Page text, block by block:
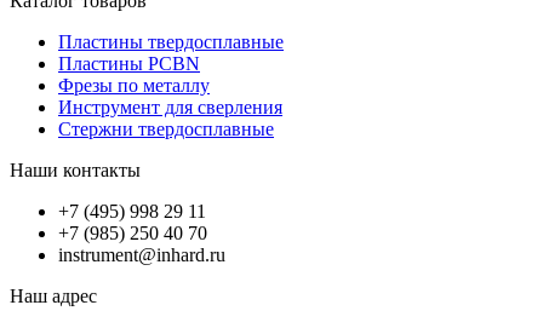
Пластины твердосплавные
Пластины PCBN
Фрезы по металлу
Инструмент для сверления
Стержни твердосплавные
Наши контакты
+7 (495) 998 29 11
+7 (985) 250 40 70
instrument@inhard.ru
Наш адрес